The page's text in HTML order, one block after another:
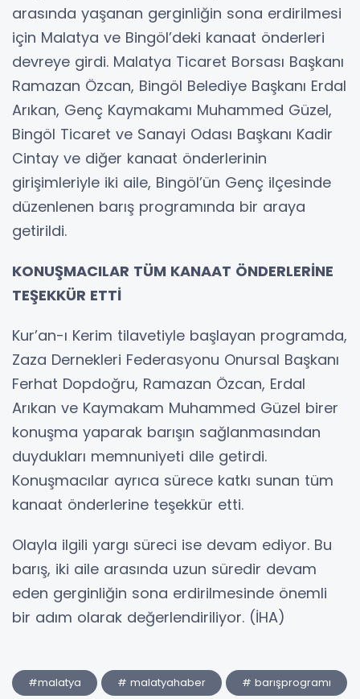
arasında yaşanan gerginliğin sona erdirilmesi
için Malatya ve Bingöl’deki kanaat önderleri
devreye girdi. Malatya Ticaret Borsası Başkanı
Ramazan Özcan, Bingöl Belediye Başkanı Erdal
Arıkan, Genç Kaymakamı Muhammed Güzel,
Bingöl Ticaret ve Sanayi Odası Başkanı Kadir
Cintay ve diğer kanaat önderlerinin
girişimleriyle iki aile, Bingöl’ün Genç ilçesinde
düzenlenen barış programında bir araya
getirildi.
KONUŞMACILAR TÜM KANAAT ÖNDERLERİNE
TEŞEKKÜR ETTİ
Kur’an-ı Kerim tilavetiyle başlayan programda,
Zaza Dernekleri Federasyonu Onursal Başkanı
Ferhat Dopdoğru, Ramazan Özcan, Erdal
Arıkan ve Kaymakam Muhammed Güzel birer
konuşma yaparak barışın sağlanmasından
duydukları memnuniyeti dile getirdi.
Konuşmacılar ayrıca sürece katkı sunan tüm
kanaat önderlerine teşekkür etti.
Olayla ilgili yargı süreci ise devam ediyor. Bu
barış, iki aile arasında uzun süredir devam
eden gerginliğin sona erdirilmesinde önemli
bir adım olarak değerlendiriliyor. (İHA)
#malatya # malatyahaber # barışprogramı